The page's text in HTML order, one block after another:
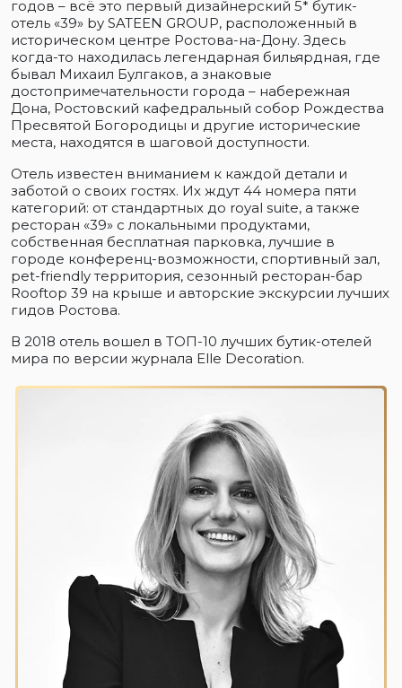
годов – всё это первый дизайнерский 5* бутик-
отель «39» by SATEEN GROUP, расположенный в
историческом центре Ростова-на-Дону. Здесь
когда-то находилась легендарная бильярдная, где
бывал Михаил Булгаков, а знаковые
достопримечательности города – набережная
Дона, Ростовский кафедральный собор Рождества
Пресвятой Богородицы и другие исторические
места, находятся в шаговой доступности.
Отель известен вниманием к каждой детали и
заботой о своих гостях. Их ждут 44 номера пяти
категорий: от стандартных до royal suite, а также
ресторан «39» с локальными продуктами,
собственная бесплатная парковка, лучшие в
городе конференц-возможности, спортивный зал,
pet-friendly территория, сезонный ресторан-бар
Rooftop 39 на крыше и авторские экскурсии лучших
гидов Ростова.
В 2018 отель вошел в ТОП-10 лучших бутик-отелей
мира по версии журнала Elle Decoration.